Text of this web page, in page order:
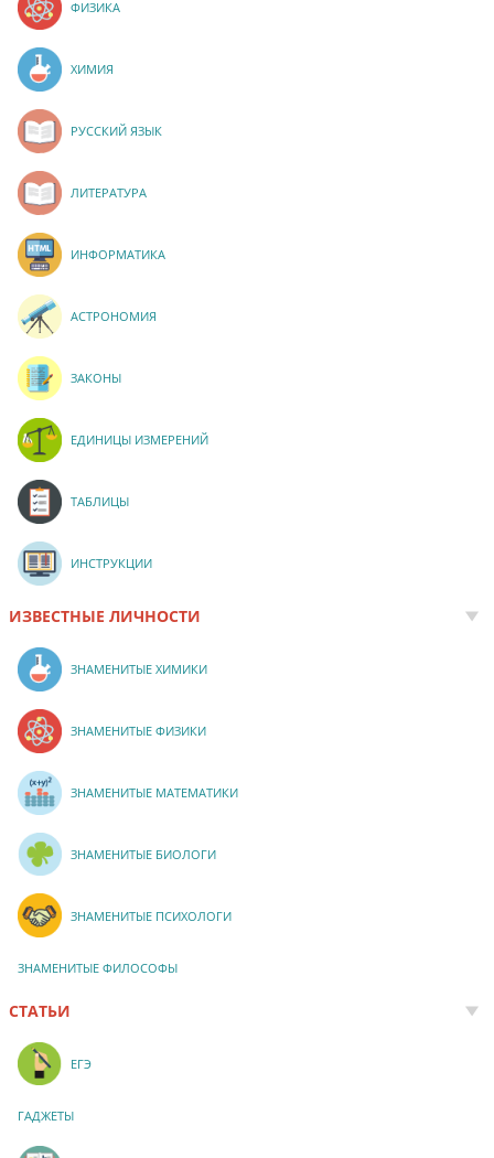
ФИЗИКА
ХИМИЯ
РУССКИЙ ЯЗЫК
ЛИТЕРАТУРА
ИНФОРМАТИКА
АСТРОНОМИЯ
ЗАКОНЫ
ЕДИНИЦЫ ИЗМЕРЕНИЙ
ТАБЛИЦЫ
ИНСТРУКЦИИ
ИЗВЕСТНЫЕ ЛИЧНОСТИ
ЗНАМЕНИТЫЕ ХИМИКИ
ЗНАМЕНИТЫЕ ФИЗИКИ
ЗНАМЕНИТЫЕ МАТЕМАТИКИ
ЗНАМЕНИТЫЕ БИОЛОГИ
ЗНАМЕНИТЫЕ ПСИХОЛОГИ
ЗНАМЕНИТЫЕ ФИЛОСОФЫ
СТАТЬИ
ЕГЭ
ГАДЖЕТЫ